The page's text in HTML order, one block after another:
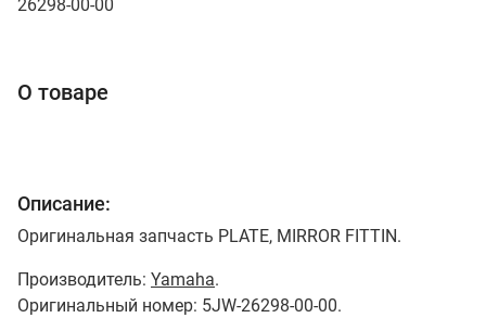
О товаре
Описание:
Оригинальная запчасть PLATE, MIRROR FITTIN.
Производитель: Yamaha.
Оригинальный номер: 5JW-26298-00-00.